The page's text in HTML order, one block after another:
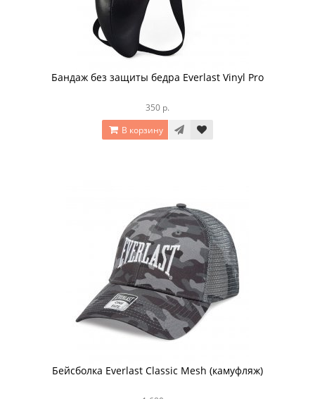
Бандаж без защиты бедра Everlast Vinyl Pro
350 р.
В корзину
Бейсболка Everlast Classic Mesh (камуфляж)